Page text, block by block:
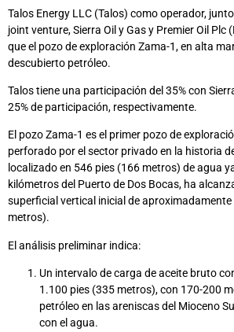
Talos Energy LLC (Talos) como operador,
joint venture, Sierra Oil y Gas y ​​Premier Oil Plc
que el pozo de exploración Zama-1, en alta
descubierto petróleo.
Talos tiene una participación del 35% con
25% de participación, respectivamente.
El pozo Zama-1 es el primer pozo de
perforado por el sector privado en la historia
localizado en 546 pies (166 metros) de agua
kilómetros del Puerto de Dos Bocas, ha
superficial vertical inicial de
metros).
El análisis preliminar indica:
Un intervalo de carga de aceite bruto
1.100 pies (335 metros), con 170-200
petróleo en las areniscas del Mioceno
con el agua.